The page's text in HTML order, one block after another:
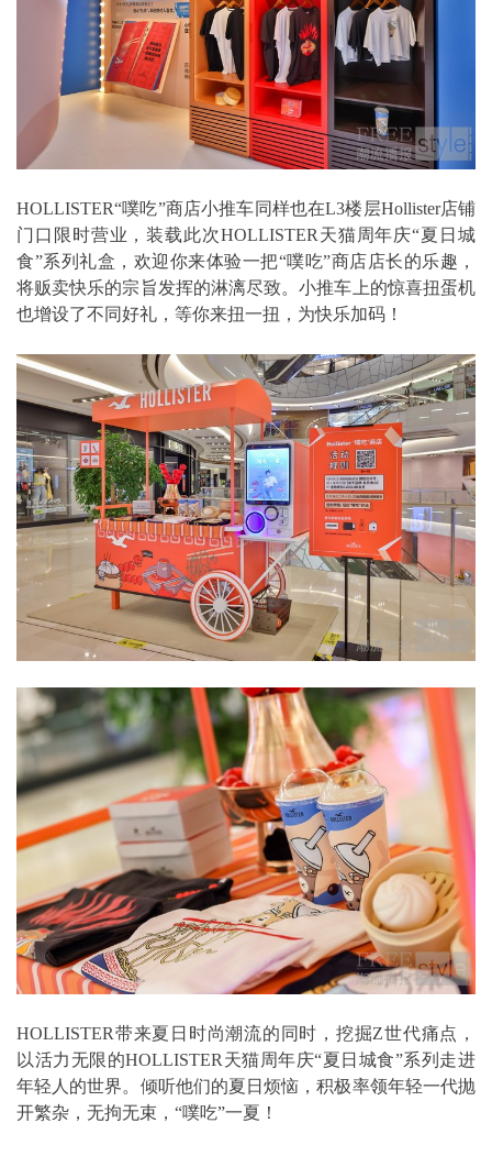
HOLLISTER“噗吃”商店小推车同样也在L3楼层Hollister店铺
门口限时营业，装载此次HOLLISTER天猫周年庆“夏日城
食”系列礼盒，欢迎你来体验一把“噗吃”商店店长的乐趣，
将贩卖快乐的宗旨发挥的淋漓尽致。小推车上的惊喜扭蛋机
也增设了不同好礼，等你来扭一扭，为快乐加码！
HOLLISTER带来夏日时尚潮流的同时，挖掘Z世代痛点，
以活力无限的HOLLISTER天猫周年庆“夏日城食”系列走进
年轻人的世界。倾听他们的夏日烦恼，积极率领年轻一代抛
开繁杂，无拘无束，“噗吃”一夏！